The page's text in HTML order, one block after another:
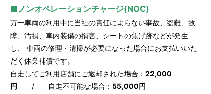
■ノンオペレーションチャージ(NOC)
万一車両の利用中に当社の責任によらない事故、盗難、故
障、汚損、車内装備の損害、シートの焦げ跡などが発生
し、 車両の修理・清掃が必要になった場合にお支払いいた
だく休業補償です。
自走してご利用店舗にご返却された場合： 22,000
円 / 自走不可能な場合： 55,000円